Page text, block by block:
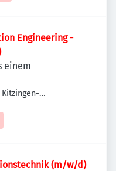
Engineering -
einem
(m/w/d)